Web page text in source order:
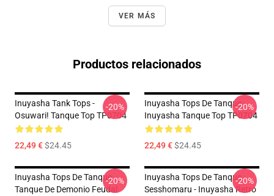
VER MÁS
Productos relacionados
Inuyasha Tank Tops -
Osuwari! Tanque Top TP0704
22,49 €$24.45
-20%
Inuyasha Tops De Tanque -
Inuyasha Tanque Top TP0704
22,49 €$24.45
-20%
Inuyasha Tops De Tanque -
Tanque De Demonio Feudal
-20%
Inuyasha Tops De Tanque -
Sesshomaru - Inuyasha Retro
-20%